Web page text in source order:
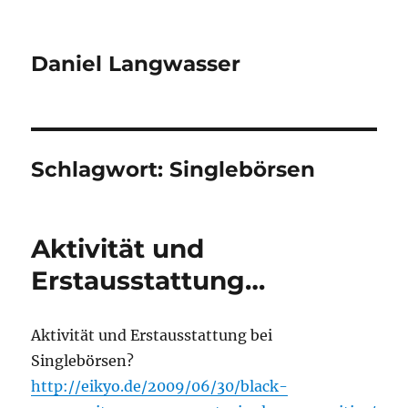
Daniel Langwasser
Schlagwort:Singlebörsen
Aktivität und
Erstausstattung…
Aktivität und Erstausstattung bei
Singlebörsen?
http://eikyo.de/2009/06/30/black-